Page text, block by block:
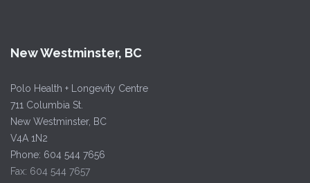
New Westminster, BC
Polo Health + Longevity Centre
711 Columbia St.
New Westminster, BC
V4A 1N2
Phone: 604 544 7656
Fax: 604 544 7657